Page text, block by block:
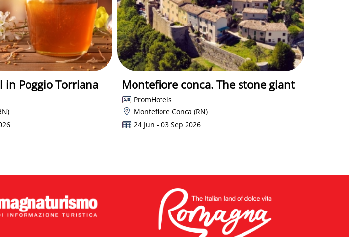
in Poggio Torriana Montefiore conca. The stone giant
PromHotels
Montefiore Conca (RN)
24 Jun - 03 Sep 2026